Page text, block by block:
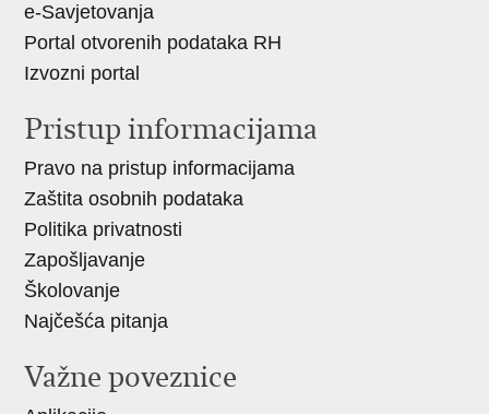
e-Savjetovanja
Portal otvorenih podataka RH
Izvozni portal
Pristup informacijama
Pravo na pristup informacijama
Zaštita osobnih podataka
Politika privatnosti
Zapošljavanje
Školovanje
Najčešća pitanja
Važne poveznice